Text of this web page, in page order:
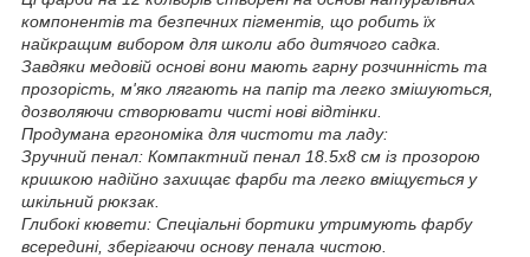
компонентів та безпечних пігментів, що робить їх
найкращим вибором для школи або дитячого садка.
Завдяки медовій основі вони мають гарну розчинність та
прозорість, м'яко лягають на папір та легко змішуються,
дозволяючи створювати чисті нові відтінки.
Продумана ергономіка для чистоти та ладу:
Зручний пенал: Компактний пенал 18.5x8 см із прозорою
кришкою надійно захищає фарби та легко вміщується у
шкільний рюкзак.
Глибокі кювети: Спеціальні бортики утримують фарбу
всередині, зберігаючи основу пенала чистою.